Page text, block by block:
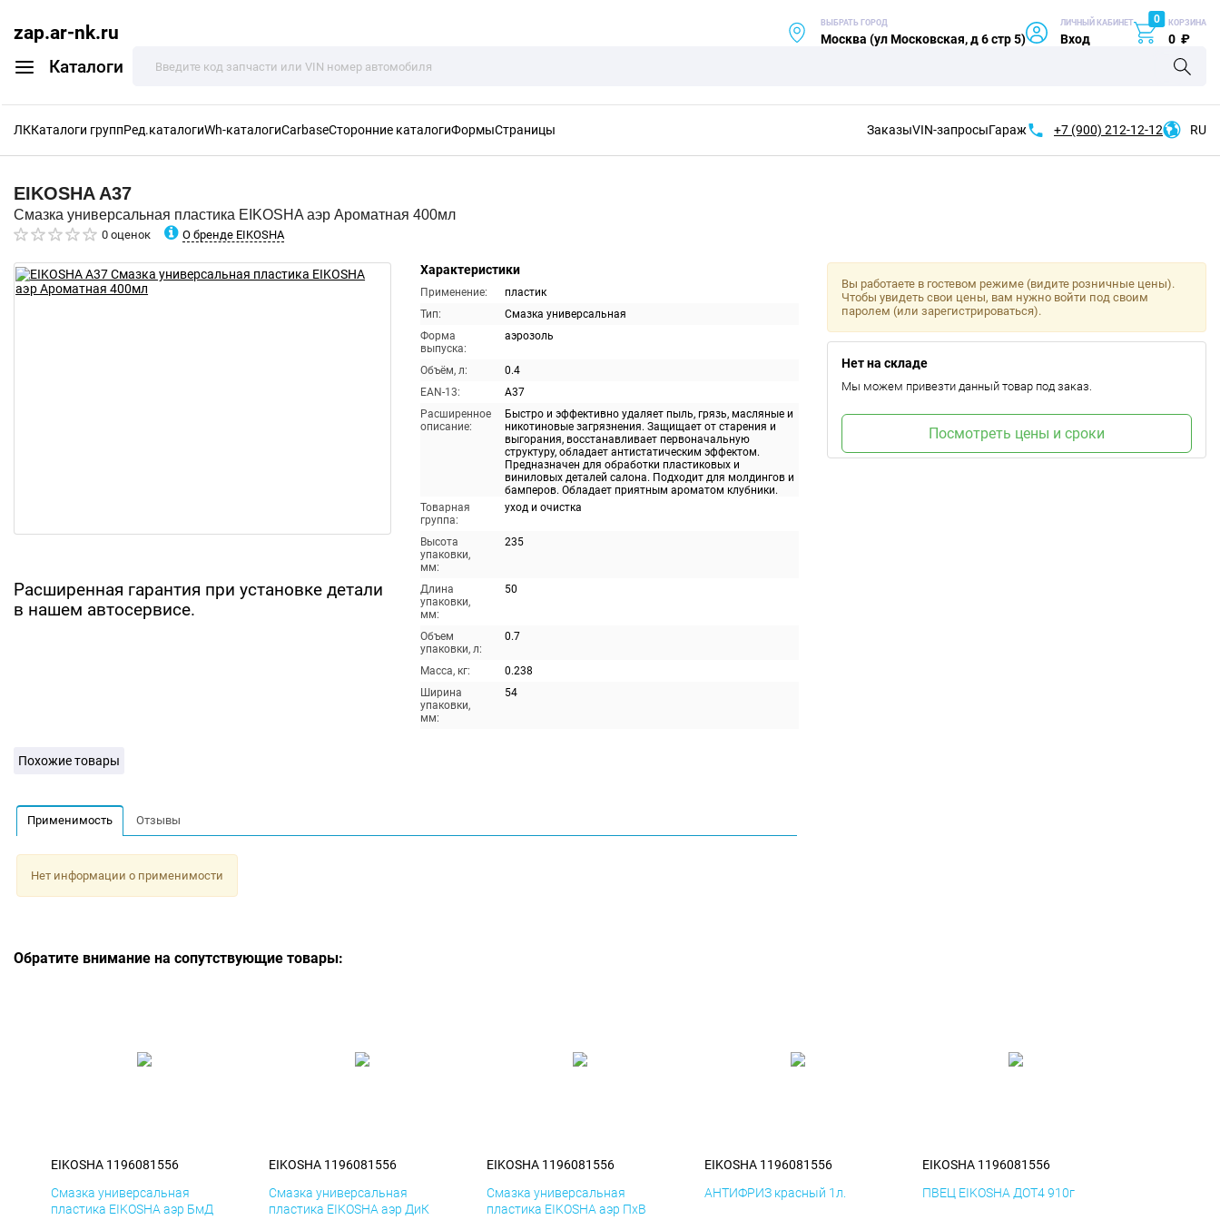
zap.ar-nk.ru
Каталоги
ВЫБРАТЬ ГОРОД
Москва (ул Московская, д 6 стр 5)
ЛИЧНЫЙ КАБИНЕТ
Вход
0 КОРЗИНА
0 ₽
ЛККаталоги группРед.каталогиWh-каталогиCarbaseСторонние каталогиФормыСтраницы ЗаказыVIN-запросыГараж +7 (900) 212-12-12 RU
EIKOSHA A37
Смазка универсальная пластика EIKOSHA аэр Ароматная 400мл
0 оценок О бренде EIKOSHA
Расширенная гарантия при установке детали
в нашем автосервисе.
Характеристики
Применение:
пластик
Тип:
Смазка универсальная
Форма
выпуска:
аэрозоль
Объём, л:
0.4
EAN-13:
A37
Расширенное
описание:
Быстро и эффективно удаляет пыль, грязь, масляные и
никотиновые загрязнения. Защищает от старения и
выгорания, восстанавливает первоначальную
структуру, обладает антистатическим эффектом.
Предназначен для обработки пластиковых и
виниловых деталей салона. Подходит для молдингов и
бамперов. Обладает приятным ароматом клубники.
Товарная
группа:
уход и очистка
Высота
упаковки,
мм:
235
Длина
упаковки,
мм:
50
Объем
упаковки, л:
0.7
Масса, кг:
0.238
Ширина
упаковки,
мм:
54
Вы работаете в гостевом режиме (видите розничные цены).
Чтобы увидеть свои цены, вам нужно войти под своим
паролем (или зарегистрироваться).
Нет на складе
Мы можем привезти данный товар под заказ.
Посмотреть цены и сроки
Похожие товары
Применимость Отзывы
Нет информации о применимости
Обратите внимание на сопутствующие товары:
EIKOSHA 1196081556
Смазка универсальная
пластика EIKOSHA аэр БмД
EIKOSHA 1196081556
Смазка универсальная
пластика EIKOSHA аэр ДиК
EIKOSHA 1196081556
Смазка универсальная
пластика EIKOSHA аэр ПхВ
EIKOSHA 1196081556
АНТИФРИЗ красный 1л.
EIKOSHA 1196081556
ПВЕЦ EIKOSHA ДОТ4 910г